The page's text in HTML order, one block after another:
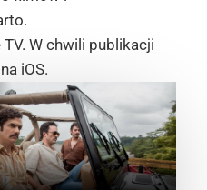
W chwili publikacji
iOS.